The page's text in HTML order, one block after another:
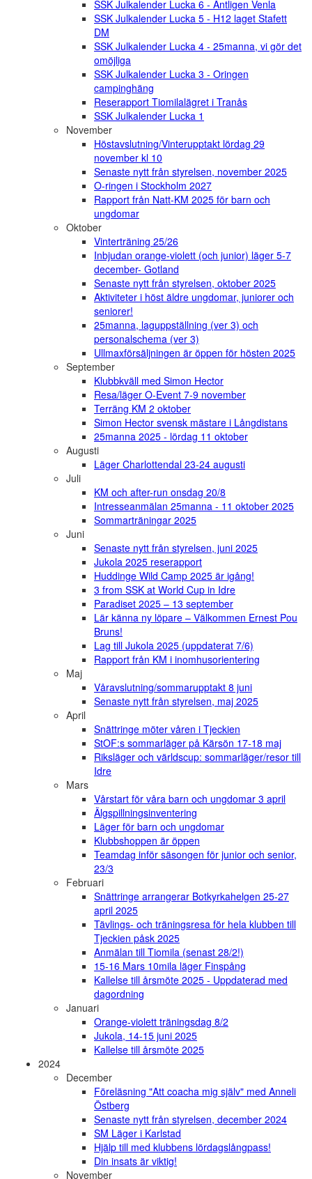
SSK Julkalender Lucka 6 - Äntligen Venla
SSK Julkalender Lucka 5 - H12 laget Stafett
DM
SSK Julkalender Lucka 4 - 25manna, vi gör det
omöjliga
SSK Julkalender Lucka 3 - Oringen
campinghäng
Reserapport Tiomilalägret i Tranås
SSK Julkalender Lucka 1
November
Höstavslutning/Vinterupptakt lördag 29
november kl 10
Senaste nytt från styrelsen, november 2025
O-ringen i Stockholm 2027
Rapport från Natt-KM 2025 för barn och
ungdomar
Oktober
Vinterträning 25/26
Inbjudan orange-violett (och junior) läger 5-7
december- Gotland
Senaste nytt från styrelsen, oktober 2025
Aktiviteter i höst äldre ungdomar, juniorer och
seniorer!
25manna, laguppställning (ver 3) och
personalschema (ver 3)
Ullmaxförsäljningen är öppen för hösten 2025
September
Klubbkväll med Simon Hector
Resa/läger O-Event 7-9 november
Terräng KM 2 oktober
Simon Hector svensk mästare i Långdistans
25manna 2025 - lördag 11 oktober
Augusti
Läger Charlottendal 23-24 augusti
Juli
KM och after-run onsdag 20/8
Intresseanmälan 25manna - 11 oktober 2025
Sommarträningar 2025
Juni
Senaste nytt från styrelsen, juni 2025
Jukola 2025 reserapport
Huddinge Wild Camp 2025 är igång!
3 from SSK at World Cup in Idre
Paradiset 2025 – 13 september
Lär känna ny löpare – Välkommen Ernest Pou
Bruns!
Lag till Jukola 2025 (uppdaterat 7/6)
Rapport från KM i inomhusorientering
Maj
Våravslutning/sommarupptakt 8 juni
Senaste nytt från styrelsen, maj 2025
April
Snättringe möter våren i Tjeckien
StOF:s sommarläger på Kärsön 17-18 maj
Riksläger och världscup: sommarläger/resor till
Idre
Mars
Vårstart för våra barn och ungdomar 3 april
Älgspillningsinventering
Läger för barn och ungdomar
Klubbshoppen är öppen
Teamdag inför säsongen för junior och senior,
23/3
Februari
Snättringe arrangerar Botkyrkahelgen 25-27
april 2025
Tävlings- och träningsresa för hela klubben till
Tjeckien påsk 2025
Anmälan till Tiomila (senast 28/2!)
15-16 Mars 10mila läger Finspång
Kallelse till årsmöte 2025 - Uppdaterad med
dagordning
Januari
Orange-violett träningsdag 8/2
Jukola, 14-15 juni 2025
Kallelse till årsmöte 2025
2024
December
Föreläsning "Att coacha mig själv" med Anneli
Östberg
Senaste nytt från styrelsen, december 2024
SM Läger i Karlstad
Hjälp till med klubbens lördagslångpass!
Din insats är viktig!
November